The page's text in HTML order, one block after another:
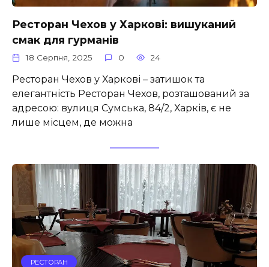
Ресторан Чехов у Харкові: вишуканий
смак для гурманів
18 Серпня, 2025 0 24
Ресторан Чехов у Харкові – затишок та
елегантність Ресторан Чехов, розташований за
адресою: вулиця Сумська, 84/2, Харків, є не
лише місцем, де можна
РЕСТОРАН